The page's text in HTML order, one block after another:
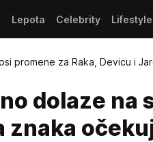
Lepota Celebrity Lifestyle
promene za Raka, Devicu i
dolaze na
znaka